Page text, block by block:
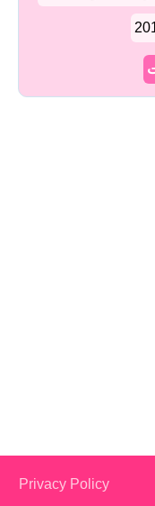
Privacy Policy